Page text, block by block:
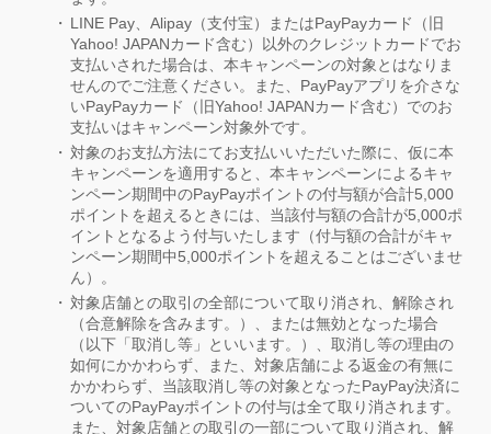
LINE Pay、Alipay（支付宝）またはPayPayカード（旧
Yahoo! JAPANカード含む）以外のクレジットカードでお
支払いされた場合は、本キャンペーンの対象とはなりま
せんのでご注意ください。また、PayPayアプリを介さな
いPayPayカード（旧Yahoo! JAPANカード含む）でのお
支払いはキャンペーン対象外です。
対象のお支払方法にてお支払いいただいた際に、仮に本
キャンペーンを適用すると、本キャンペーンによるキャ
ンペーン期間中のPayPayポイントの付与額が合計5,000
ポイントを超えるときには、当該付与額の合計が5,000ポ
イントとなるよう付与いたします（付与額の合計がキャ
ンペーン期間中5,000ポイントを超えることはございませ
ん）。
対象店舗との取引の全部について取り消され、解除され
（合意解除を含みます。）、または無効となった場合
（以下「取消し等」といいます。）、取消し等の理由の
如何にかかわらず、また、対象店舗による返金の有無に
かかわらず、当該取消し等の対象となったPayPay決済に
ついてのPayPayポイントの付与は全て取り消されます。
また、対象店舗との取引の一部について取り消され、解